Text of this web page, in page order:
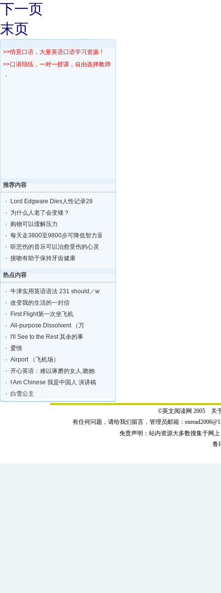
下一页
末页
>>情景口语，大量英语口语学习资源！
>>口语陪练，一对一授课，自由选择教师！
推荐内容
Lord Edgware Dies人性记录28
为什么人老了会变矮？
购物可以缓解压力
每天走3800至9800步可降低智力退化的风险
听悲伤的音乐可以治愈受伤的心灵
接吻有助于保持牙齿健康
热点内容
牛津实用英语语法 231 should／w
改变我的生活的一封信
First Flight第一次坐飞机
All-purpose Dissolvent （万
I'll See to the Rest 其余的事
爱情
Airport （飞机场）
开心英语：难以琢磨的女人,吻她
I Am Chinese 我是中国人 演讲稿
白雪公主